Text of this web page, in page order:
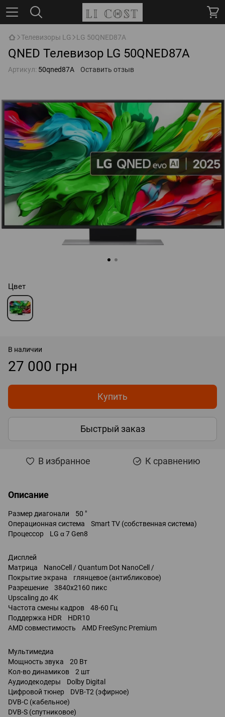
Телевизоры LG LG 50QNED87A
QNED Телевизор LG 50QNED87A
Артикул: 50qned87A Оставить отзыв
Цвет
В наличии
27 000 грн
Купить
Быстрый заказ
В избранное К сравнению
Описание
Размер диагонали 50 "
Операционная система Smart TV (собственная система)
Процессор LG α 7 Gen8
Дисплей
Матрица NanoCell / Quantum Dot NanoCell /
Покрытие экрана глянцевое (антибликовое)
Разрешение 3840x2160 пикс
Upscaling до 4K
Частота смены кадров 48-60 Гц
Поддержка HDR HDR10
AMD совместимость AMD FreeSync Premium
Мультимедиа
Мощность звука 20 Вт
Кол-во динамиков 2 шт
Аудиодекодеры Dolby Digital
Цифровой тюнер DVB-T2 (эфирное)
DVB-C (кабельное)
DVB-S (спутниковое)